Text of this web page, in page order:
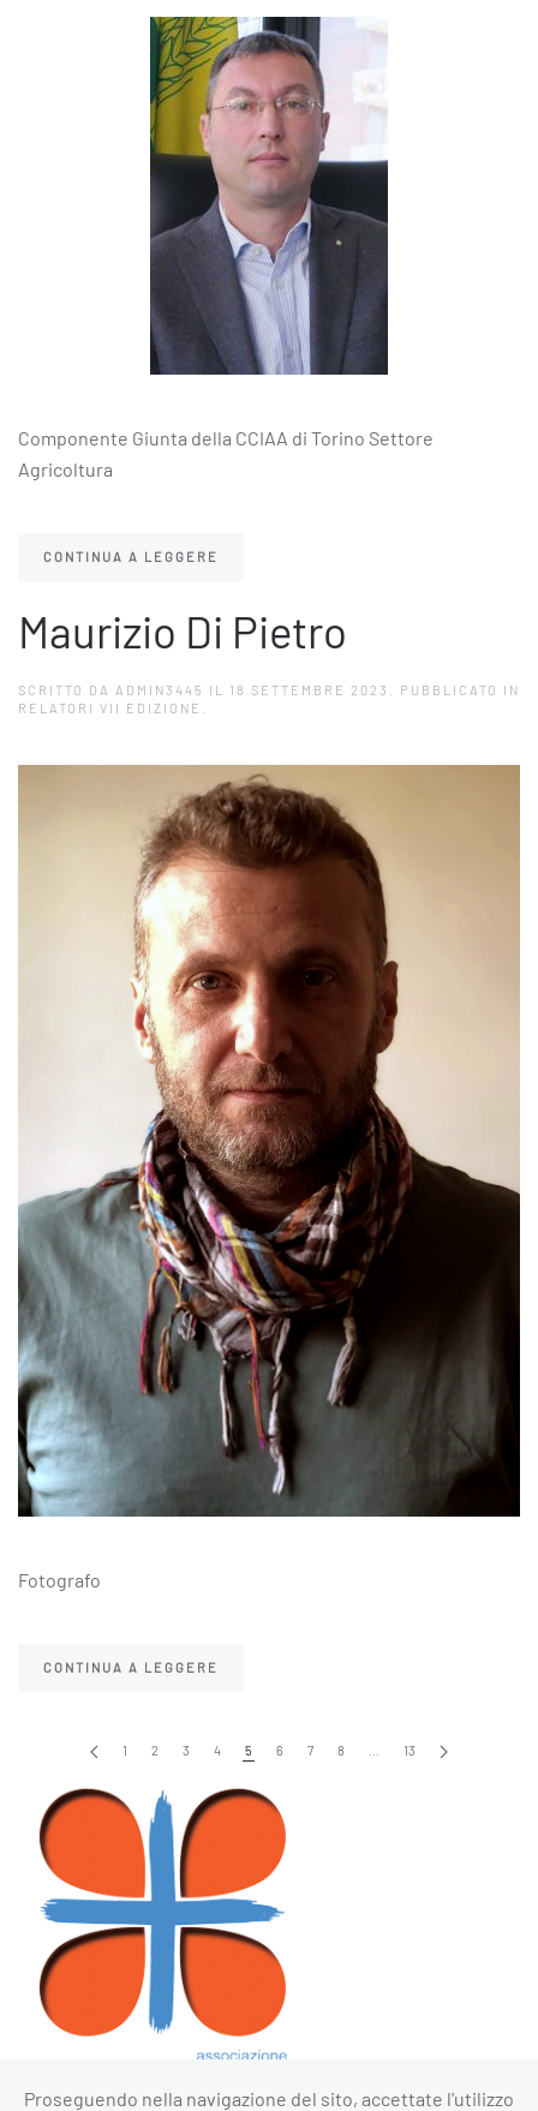
Componente Giunta della CCIAA di Torino Settore
Agricoltura
CONTINUA A LEGGERE
Maurizio Di Pietro
SCRITTO DA ADMIN3445 IL 18 SETTEMBRE 2023
. PUBBLICATO IN
RELATORI VII EDIZIONE
Fotografo
CONTINUA A LEGGERE
1 2 3 4 5 6 7 8 13
Proseguendo nella navigazione del sito, accettate l'utilizzo